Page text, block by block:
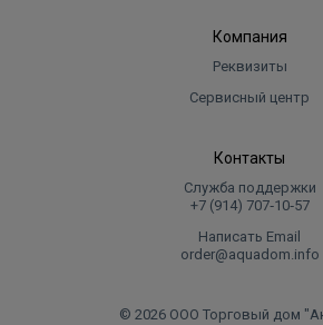
Компания
Реквизиты
Сервисный центр
Контакты
Служба поддержки
+7 (914) 707‑10‑57
Написать Email
order@aquadom.info
© 2026 ООО Торговый дом